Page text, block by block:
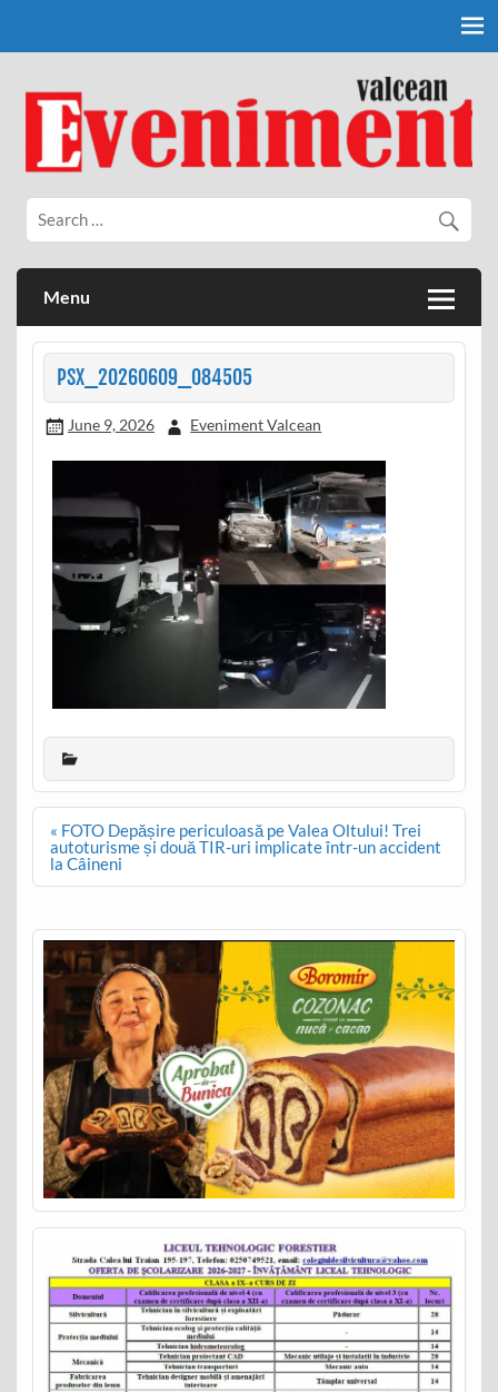
Eveniment Valcean
Menu
PSX_20260609_084505
June 9, 2026 Eveniment Valcean
Post
navigation
« FOTO Depășire periculoasă pe Valea Oltului! Trei
autoturisme și două TIR-uri implicate într-un accident
la Câineni